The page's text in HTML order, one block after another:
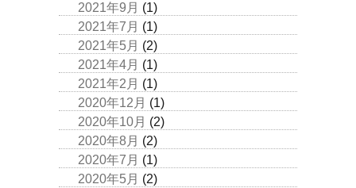
2021年9月 (1)
2021年7月 (1)
2021年5月 (2)
2021年4月 (1)
2021年2月 (1)
2020年12月 (1)
2020年10月 (2)
2020年8月 (2)
2020年7月 (1)
2020年5月 (2)